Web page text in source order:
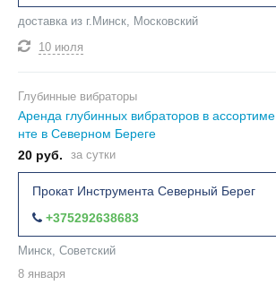
доставка из г.Минск, Московский
10 июля
Глубинные вибраторы
Аренда глубинных вибраторов в ассортиме
нте в Северном Береге
20 руб.
за сутки
Прокат Инструмента Северный Берег
+375292638683
Минск, Советский
8 января